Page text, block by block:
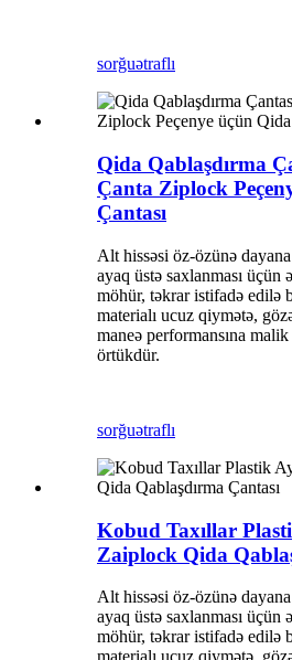
sorğuətraflı
Qida Qablaşdırma
Çanta Ziplock
Çantası
Alt hissəsi öz-özünə
ayaq üstə saxlanması üçün
möhür, təkrar istifadə edilə
materialı ucuz qiymətə,
maneə performansına
örtükdür.
sorğuətraflı
Kobud Taxıllar
Zaiplock Qida
Alt hissəsi öz-özünə
ayaq üstə saxlanması üçün
möhür, təkrar istifadə edilə